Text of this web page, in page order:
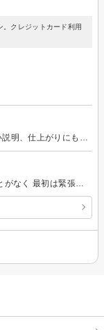
。クレジットカード利用
初めての来店でした。 個人のサロンにしか行くことがなく 最初は緊張しましたが、 案内してもらい、施術前には 丁寧にカウンセリングしていただき 安心感がありました。 私は施術中も色んな話をさせて頂いて あっという間に終わった感じでした。 仕上がりも満足でした！ ありがとうございました。